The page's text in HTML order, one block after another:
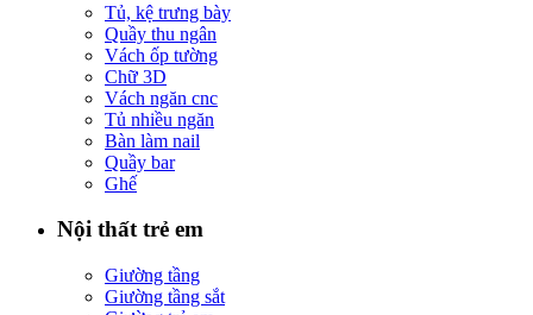
Tủ, kệ trưng bày
Quầy thu ngân
Vách ốp tường
Chữ 3D
Vách ngăn cnc
Tủ nhiều ngăn
Bàn làm nail
Quầy bar
Ghế
Nội thất trẻ em
Giường tầng
Giường tầng sắt